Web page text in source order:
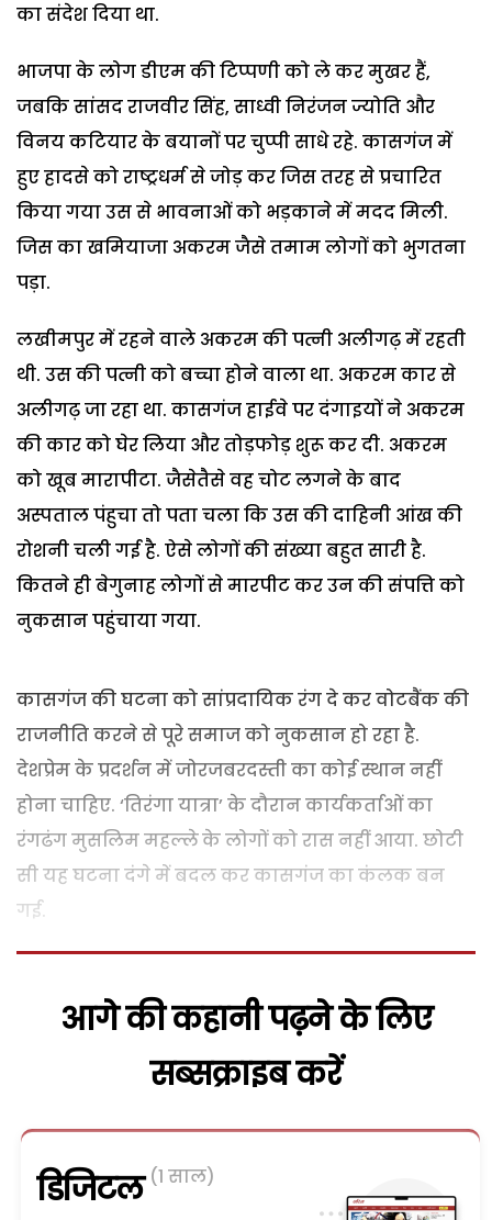
का संदेश दिया था.
भाजपा के लोग डीएम की टिप्पणी को ले कर मुखर हैं,
जबकि सांसद राजवीर सिंह, साध्वी निरंजन ज्योति और
विनय कटियार के बयानों पर चुप्पी साधे रहे. कासगंज में
हुए हादसे को राष्ट्रधर्म से जोड़ कर जिस तरह से प्रचारित
किया गया उस से भावनाओं को भड़काने में मदद मिली.
जिस का खमियाजा अकरम जैसे तमाम लोगों को भुगतना
पड़ा.
लखीमपुर में रहने वाले अकरम की पत्नी अलीगढ़ में रहती
थी. उस की पत्नी को बच्चा होने वाला था. अकरम कार से
अलीगढ़ जा रहा था. कासगंज हाईवे पर दंगाइयों ने अकरम
की कार को घेर लिया और तोड़फोड़ शुरू कर दी. अकरम
को खूब मारापीटा. जैसेतैसे वह चोट लगने के बाद
अस्पताल पंहुचा तो पता चला कि उस की दाहिनी आंख की
रोशनी चली गई है. ऐसे लोगों की संख्या बहुत सारी है.
कितने ही बेगुनाह लोगों से मारपीट कर उन की संपत्ति को
नुकसान पहुंचाया गया.
कासगंज की घटना को सांप्रदायिक रंग दे कर वोटबैंक की
राजनीति करने से पूरे समाज को नुकसान हो रहा है.
देशप्रेम के प्रदर्शन में जोरजबरदस्ती का कोई स्थान नहीं
होना चाहिए. ‘तिरंगा यात्रा’ के दौरान कार्यकर्ताओं का
रंगढंग मुसलिम महल्ले के लोगों को रास नहीं आया. छोटी
सी यह घटना दंगे में बदल कर कासगंज का कंलक बन
गई.
आगे की कहानी पढ़ने के लिए
सब्सक्राइब करें
डिजिटल (1 साल)